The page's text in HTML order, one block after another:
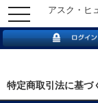
アスク・ヒュー
toggle
navigation
特定商取引法に基づ